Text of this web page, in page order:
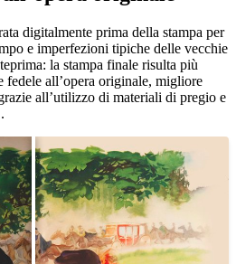
digitalmente prima della stampa per
e imperfezioni tipiche delle vecchie
la stampa finale risulta più
all’opera originale, migliore
all’utilizzo di materiali di pregio e